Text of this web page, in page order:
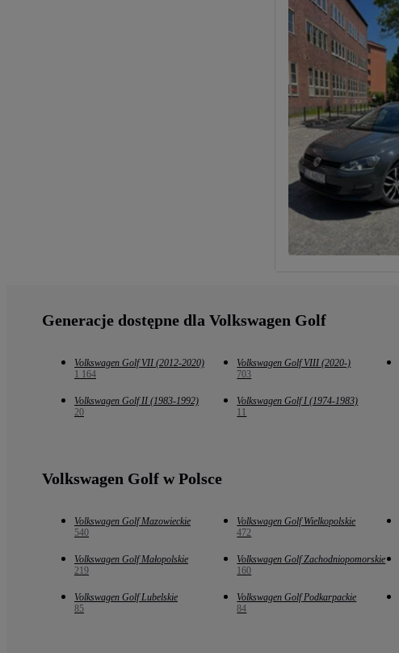
Generacje dostępne dla Volkswagen Golf
Volkswagen Golf VII (2012-2020)
1 164
Volkswagen Golf VIII (2020-)
703
Volkswagen Golf II (1983-1992)
20
Volkswagen Golf I (1974-1983)
11
Volkswagen Golf w Polsce
Volkswagen Golf Mazowieckie
540
Volkswagen Golf Wielkopolskie
472
Volkswagen Golf Małopolskie
219
Volkswagen Golf Zachodniopomorskie
160
Volkswagen Golf Lubelskie
85
Volkswagen Golf Podkarpackie
84